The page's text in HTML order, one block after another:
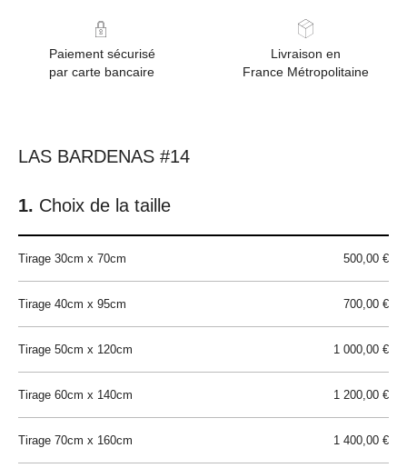
Paiement sécurisé
par carte bancaire
Livraison en
France Métropolitaine
LAS BARDENAS #14
Choix de la taille
Tirage 30cm x 70cm 500,00 €
Tirage 40cm x 95cm 700,00 €
Tirage 50cm x 120cm 1 000,00 €
Tirage 60cm x 140cm 1 200,00 €
Tirage 70cm x 160cm 1 400,00 €